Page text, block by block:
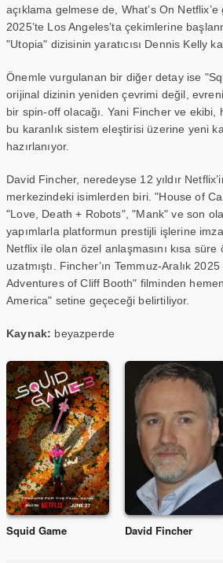
açıklama gelmese de, What’s On Netflix’e
2025’te Los Angeles’ta çekimlerine
"Utopia" dizisinin yaratıcısı Dennis Kelly
Önemle vurgulanan bir diğer detay ise
orijinal dizinin yeniden çevrimi değil,
bir spin-off olacağı. Yani Fincher ve ekibi,
bu karanlık sistem eleştirisi üzerine yeni
hazırlanıyor.
David Fincher, neredeyse 12 yıldır
merkezindeki isimlerden biri. "House of
"Love, Death + Robots", "Mank" ve son
yapımlarla platformun prestijli işlerine
Netflix ile olan özel anlaşmasını kısa süre
uzatmıştı. Fincher’ın Temmuz-Aralık
Adventures of Cliff Booth" filminden
America" setine geçeceği belirtiliyor.
Kaynak: beyazperde
Squid Game David Fincher